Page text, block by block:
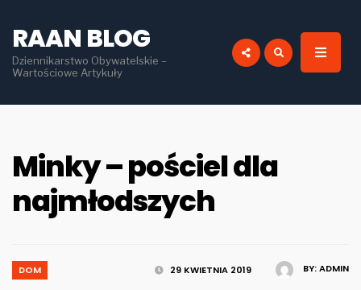
RAAN BLOG
Dziennikarstwo Obywatelskie –
Wartościowe Artykuły
Minky – pościel dla
najmłodszych
BY:ADMIN
29 KWIETNIA 2019
DOM